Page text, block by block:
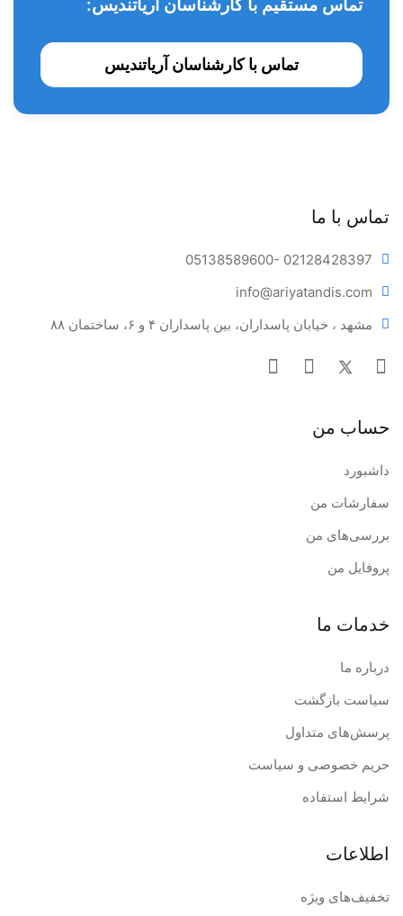
تماس با کارشناسان آریاتندیس
تماس با ما
05138589600- 02128428397
info@ariyatandis.com
مشهد ، خیابان پاسداران، بین پاسداران ۴ و ۶، ساختمان ۸۸
حساب من
داشبورد
سفارشات من
بررسی‌های من
پروفایل من
خدمات ما
درباره ما
سیاست بازگشت
پرسش‌های متداول
حریم خصوصی و سیاست
شرایط استفاده
اطلاعات
تخفیف‌های ویژه